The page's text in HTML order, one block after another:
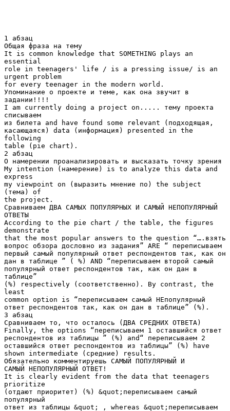
1 абзац
Общая фраза на тему
It is common knowledge that SOMETHING plays an
essential
role in teenagers' life / is a pressing issue/ is an
urgent problem
for every teenager in the modern world.
Упоминание о проекте и теме, как она звучит в
задании!!!!
I am currently doing a project on..... тему проекта
списываем
из билета and have found some relevant (подходящая,
касающаяся) data (информация) presented in the
following
table (pie chart).
2 абзац
О намерении проанализировать и высказать точку зрения
My intention (намерение) is to analyze this data and
express
my viewpoint on (выразить мнение по) the subject
(тема) of
the project.
Сравниваем ДВA САМЫХ ПОПУЛЯРНЫХ И САМЫЙ НЕПОПУЛЯРНЫЙ
ОТВЕТЫ
According to the pie chart / the table, the figures
demonstrate
that the most popular answers to the question “….взять
вопрос обзора дословно из задания” ARE “ переписываем
первый самый популярный ответ респондентов так, как он
дан в таблице ” ( %) AND “переписываем второй самый
популярный ответ респондентов так, как он дан в
таблице”
(%) respectively (соответственно). By contrast, the
least
common option is “переписываем самый НЕпопулярный
ответ респондентов так, как он дан в таблице” (%).
3 абзац
Сравниваем то, что осталось (ДВА СРЕДНИХ ОТВЕТА)
Finally, the options “переписываем 1 оставшийся ответ
респондентов из таблицы ” (%) and“ переписываем 2
оставшийся ответ респондентов из таблицы” (%) have
shown intermediate (средние) results.
Обязательно комментируешь САМЫЙ ПОПУЛЯРНЫЙ И
САМЫЙ НЕПОПУЛЯРНЫЙ ОТВЕТ!
It is clearly evident from the data that teenagers
prioritize
(отдают приоритет) (%) &quot;переписываем самый
популярный
ответ из таблицы &quot; , whereas &quot;переписываем